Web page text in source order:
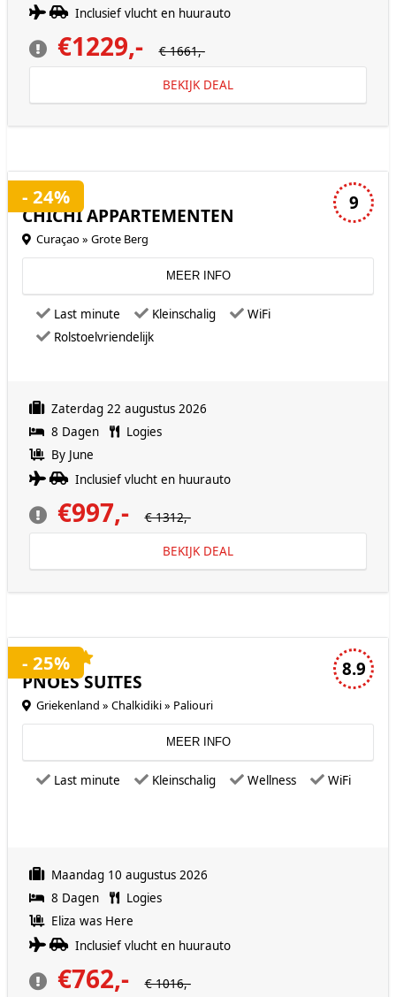
Inclusief vlucht en huurauto
€1229,- € 1661,-
BEKIJK DEAL
9
3 sterren accommodatie
CHICHI APPARTEMENTEN
Curaçao » Grote Berg
MEER INFO
Last minute Kleinschalig
WiFi
Rolstoelvriendelijk
Zaterdag 22 augustus 2026
8 Dagen
Logies
By June
Inclusief vlucht en huurauto
€997,- € 1312,-
- 24%
BEKIJK DEAL
8.9
PNOES SUITES
Griekenland » Chalkidiki » Paliouri
MEER INFO
Last minute Kleinschalig Wellness WiFi
Maandag 10 augustus 2026
8 Dagen
Logies
Eliza was Here
Inclusief vlucht en huurauto
€762,- € 1016,-
- 25%